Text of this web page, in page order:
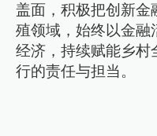
盖面，积极把创新金
殖领域，始终以金融
经济，持续赋能乡村
行的责任与担当。